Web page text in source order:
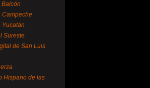
Campeche
Yucatán
Sureste
de San Luis
Hispano de las